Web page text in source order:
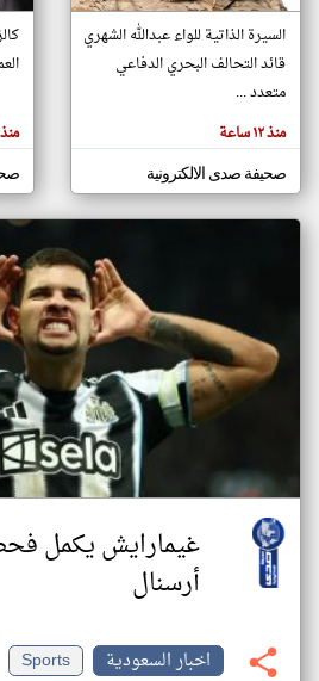
السيرة الذاتية للواء عبدالله الشهري
قائد التحالف البحري الدفاعي
متعدد ...
منذ ١٢ ساعة
صحيفة صدى الالكترونية
منذ ١٢
غيمارايش يكمل
أرسنال
اخبار السعودية
Sports